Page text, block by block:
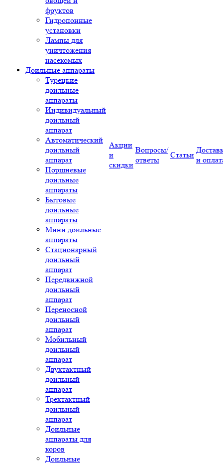
фруктов
Гидропонные
установки
Лампы для
уничтожения
насекомых
Доильные аппараты
Турецкие
доильные
аппараты
Индивидуальный
доильный
аппарат
Автоматический
доильный
аппарат
Поршневые
доильные
аппараты
Бытовые
доильные
аппараты
Мини доильные
аппараты
Стационарный
доильный
аппарат
Передвижной
доильный
аппарат
Переносной
доильный
аппарат
Мобильный
доильный
аппарат
Двухтактный
доильный
аппарат
Трехтактный
доильный
аппарат
Доильные
аппараты для
коров
Доильные
Акции
и
скидки
Вопросы/
ответы
Статьи
и